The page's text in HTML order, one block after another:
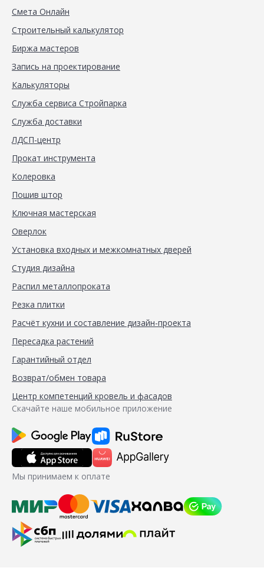
Смета Онлайн
Строительный калькулятор
Биржа мастеров
Запись на проектирование
Калькуляторы
Служба сервиса Стройпарка
Служба доставки
ЛДСП-центр
Прокат инструмента
Колеровка
Пошив штор
Ключная мастерская
Оверлок
Установка входных и межкомнатных дверей
Студия дизайна
Распил металлопроката
Резка плитки
Расчёт кухни и составление дизайн-проекта
Пересадка растений
Гарантийный отдел
Возврат/обмен товара
Центр компетенций кровель и фасадов
Скачайте наше мобильное приложение
Мы принимаем к оплате